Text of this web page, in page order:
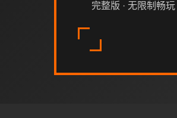
完整版 · 无限制畅玩